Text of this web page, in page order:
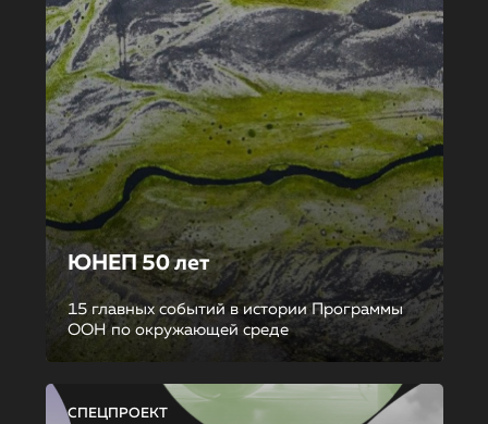
ЮНЕП 50 лет
15 главных событий в истории Программы
ООН по окружающей среде
СПЕЦПРОЕКТ